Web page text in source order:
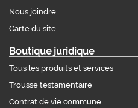
Nous joindre
Carte du site
Boutique juridique
Tous les produits et services
Trousse testamentaire
Contrat de vie commune